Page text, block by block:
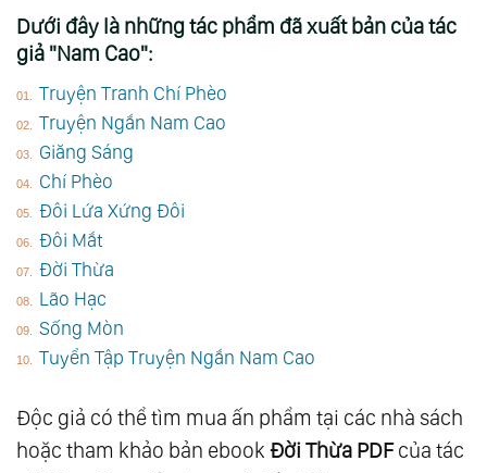
Dưới đây là những tác phẩm đã xuất bản của tác
giả "Nam Cao":
Truyện Tranh Chí Phèo
Truyện Ngắn Nam Cao
Giăng Sáng
Chí Phèo
Đôi Lứa Xứng Đôi
Đôi Mắt
Đời Thừa
Lão Hạc
Sống Mòn
Tuyển Tập Truyện Ngắn Nam Cao
Độc giả có thể tìm mua ấn phẩm tại các nhà sách
hoặc tham khảo bản ebook Đời Thừa PDFcủa tác